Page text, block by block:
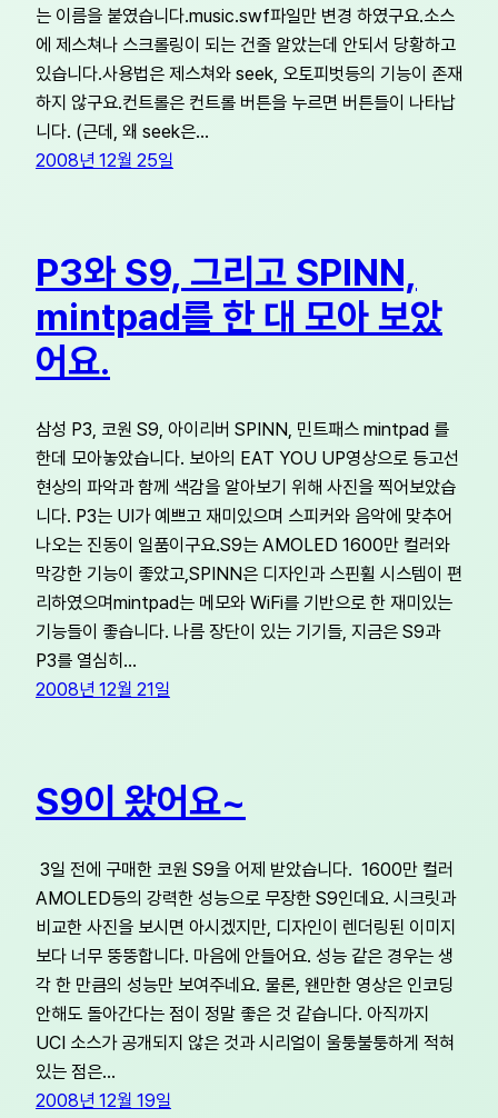
는 이름을 붙였습니다.music.swf파일만 변경 하였구요.소스
에 제스쳐나 스크롤링이 되는 건줄 알았는데 안되서 당황하고
있습니다.사용법은 제스쳐와 seek, 오토피벗등의 기능이 존재
하지 않구요.컨트롤은 컨트롤 버튼을 누르면 버튼들이 나타납
니다. (근데, 왜 seek은…
2008년 12월 25일
P3와 S9, 그리고 SPINN,
mintpad를 한 대 모아 보았
어요.
삼성 P3, 코원 S9, 아이리버 SPINN, 민트패스 mintpad 를
한데 모아놓았습니다. 보아의 EAT YOU UP영상으로 등고선
현상의 파악과 함께 색감을 알아보기 위해 사진을 찍어보았습
니다. P3는 UI가 예쁘고 재미있으며 스피커와 음악에 맞추어
나오는 진동이 일품이구요.S9는 AMOLED 1600만 컬러와
막강한 기능이 좋았고,SPINN은 디자인과 스핀휠 시스템이 편
리하였으며mintpad는 메모와 WiFi를 기반으로 한 재미있는
기능들이 좋습니다. 나름 장단이 있는 기기들, 지금은 S9과
P3를 열심히…
2008년 12월 21일
S9이 왔어요~
3일 전에 구매한 코원 S9을 어제 받았습니다. 1600만 컬러
AMOLED등의 강력한 성능으로 무장한 S9인데요. 시크릿과
비교한 사진을 보시면 아시겠지만, 디자인이 렌더링된 이미지
보다 너무 뚱뚱합니다. 마음에 안들어요. 성능 같은 경우는 생
각 한 만큼의 성능만 보여주네요. 물론, 왠만한 영상은 인코딩
안해도 돌아간다는 점이 정말 좋은 것 같습니다. 아직까지
UCI 소스가 공개되지 않은 것과 시리얼이 울퉁불퉁하게 적혀
있는 점은…
2008년 12월 19일